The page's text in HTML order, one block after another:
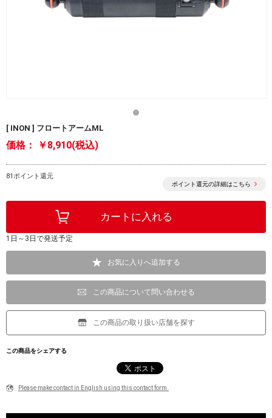
[ INON ] フロートアームML
価格： ￥8,910(税込)
81ポイント還元
ポイント還元の詳細はこちら
1日～3日で発送予定
お気に入りへ追加する
この商品について問い合わせる
この商品の取り扱い店舗を探す
この商品をシェアする
Please make contact in English using this contact form.